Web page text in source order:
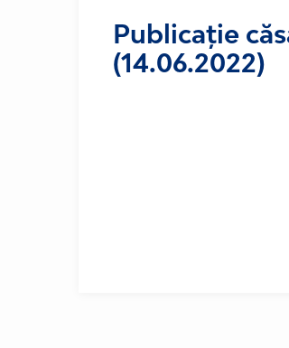
Publicație
(14.06.2022)